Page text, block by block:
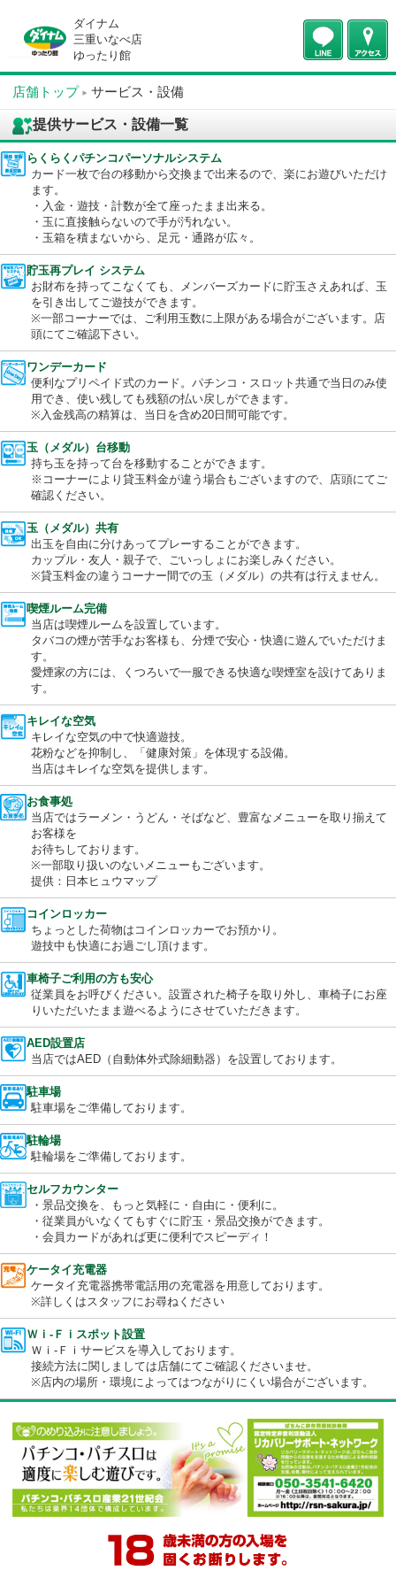
ダイナム
三重いなべ店
ゆったり館
店舗トップ サービス・設備
提供サービス・設備一覧
らくらくパチンコパーソナルシステム
カード一枚で台の移動から交換まで出来るので、楽にお遊びいた
ます。
・入金・遊技・計数が全て座ったまま出来る。
・玉に直接触らないので手が汚れない。
・玉箱を積まないから、足元・通路が広々。
貯玉再プレイ システム
お財布を持ってこなくても、メンバーズカードに貯玉さえあれば
を引き出してご遊技ができます。
※一部コーナーでは、ご利用玉数に上限がある場合がございます
ワンデーカード
便利なプリペイド式のカード。パチンコ・スロット共通で当日の
※入金残高の精算は、当日を含め20日間可能です。
玉（メダル）台移動
持ち玉を持って台を移動することができます。
※コーナーにより貸玉料金が違う場合もございますので、店頭に
確認ください。
玉（メダル）共有
出玉を自由に分けあってプレーすることができます。
カップル・友人・親子で、ごいっしょにお楽しみください。
※貸玉料金の違うコーナー間での玉（メダル）の共有は行えませ
喫煙ルーム完備
当店は喫煙ルームを設置しています。
タバコの煙が苦手なお客様も、分煙で安心・快適に遊んでいただ
す。
愛煙家の方には、くつろいで一服できる快適な喫煙室を設けてあ
す。
キレイな空気
キレイな空気の中で快適遊技。
花粉などを抑制し、「健康対策」を体現する設備。
当店はキレイな空気を提供します。
お食事処
当店ではラーメン・うどん・そばなど、豊富なメニューを取り揃
お待ちしております。
※一部取り扱いのないメニューもございます。
提供：日本ヒュウマップ
コインロッカー
ちょっとした荷物はコインロッカーでお預かり。
遊技中も快適にお過ごし頂けます。
車椅子ご利用の方も安心
従業員をお呼びください。設置された椅子を取り外し、車椅子に
りいただいたまま遊べるようにさせていただきます。
AED設置店
当店ではAED（自動体外式除細動器）を設置しております。
駐車場
駐車場をご準備しております。
駐輪場
駐輪場をご準備しております。
セルフカウンター
・景品交換を、もっと気軽に・自由に・便利に。
・従業員がいなくてもすぐに貯玉・景品交換ができます。
・会員カードがあれば更に便利でスピーディ！
ケータイ充電器
ケータイ充電器携帯電話用の充電器を用意しております。
Ｗｉ-Ｆｉスポット設置
Ｗｉ-Ｆｉサービスを導入しております。
接続方法に関しましては店舗にてご確認くださいませ。
※店内の場所・環境によってはつながりにくい場合がございます